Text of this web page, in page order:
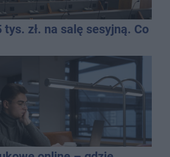
zł. na salę sesyjną. Co